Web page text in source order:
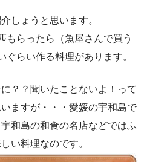
しょうと思います。
もらったら（魚屋さんで買う
らい作る料理があります。
？？聞いたことないよ！って
ますが・・・愛媛の宇和島で
和島の和食の名店などではふ
い料理なのです。